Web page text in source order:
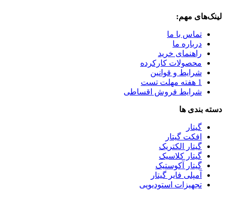
لینک‌های مهم:
تماس با ما
درباره ما
راهنمای خرید
محصولات کارکرده
شرایط و قوانین
1 هفته مهلت تست
شرایط فروش اقساطی
دسته بندی ها
گیتار
افکت گیتار
گیتار الکتریک
گیتار کلاسیک
گیتار آکوستیک
آمپلی فایر گیتار
تجهیزات استودیویی